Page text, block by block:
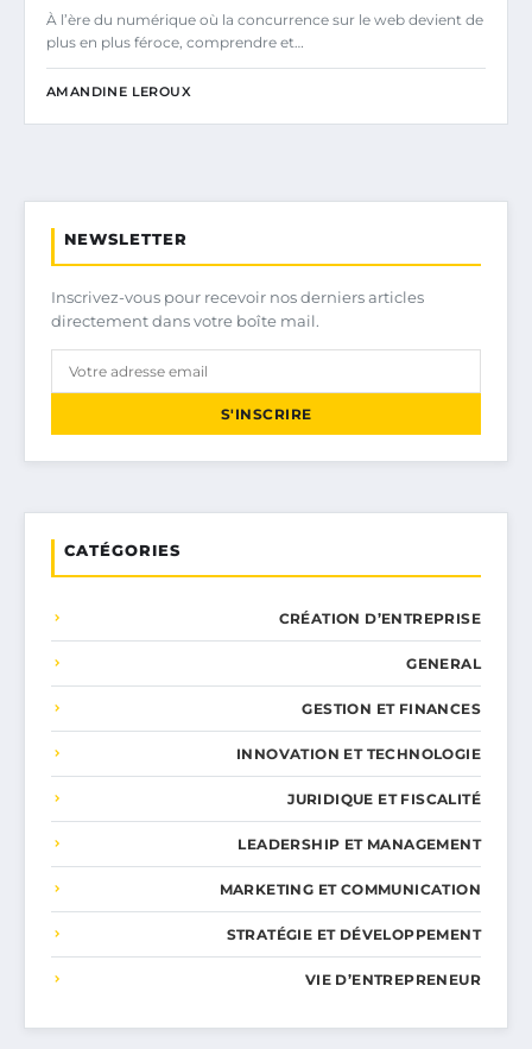
À l’ère du numérique où la concurrence sur le web devient de
plus en plus féroce, comprendre et…
AMANDINE LEROUX
NEWSLETTER
Inscrivez-vous pour recevoir nos derniers articles
directement dans votre boîte mail.
S'INSCRIRE
CATÉGORIES
CRÉATION D’ENTREPRISE
GENERAL
GESTION ET FINANCES
INNOVATION ET TECHNOLOGIE
JURIDIQUE ET FISCALITÉ
LEADERSHIP ET MANAGEMENT
MARKETING ET COMMUNICATION
STRATÉGIE ET DÉVELOPPEMENT
VIE D’ENTREPRENEUR